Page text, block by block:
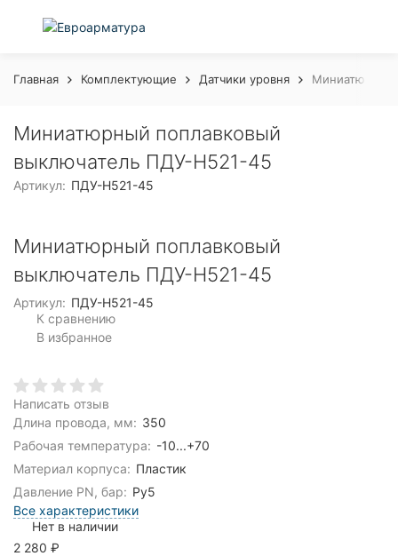
Главная Комплектующие Датчики уровня Миниатюрный
Миниатюрный поплавковый
выключатель ПДУ-Н521-45
Артикул: ПДУ-Н521-45
Миниатюрный поплавковый
выключатель ПДУ-Н521-45
Артикул: ПДУ-Н521-45
К сравнению
В избранное
Написать отзыв
Длина провода, мм: 350
Рабочая температура: -10...+70
Материал корпуса: Пластик
Давление PN, бар: Ру5
Все характеристики
Нет в наличии
2 280 ₽